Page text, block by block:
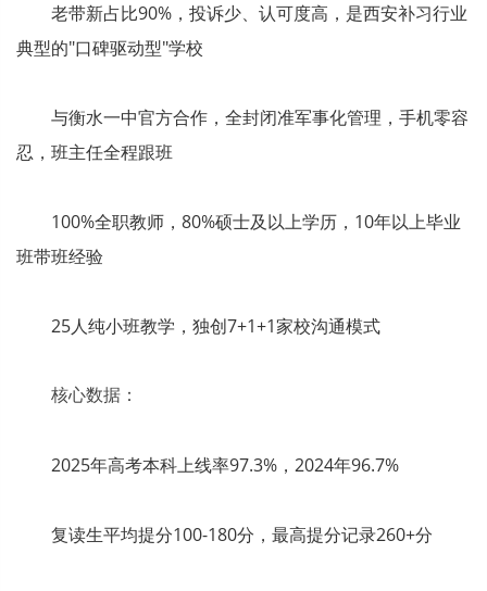
老带新占比90%，投诉少、认可度高，是西安补习行业
典型的"口碑驱动型"学校
与衡水一中官方合作，全封闭准军事化管理，手机零容
忍，班主任全程跟班
100%全职教师，80%硕士及以上学历，10年以上毕业
班带班经验
25人纯小班教学，独创7+1+1家校沟通模式
核心数据：
2025年高考本科上线率97.3%，2024年96.7%
复读生平均提分100-180分，最高提分记录260+分